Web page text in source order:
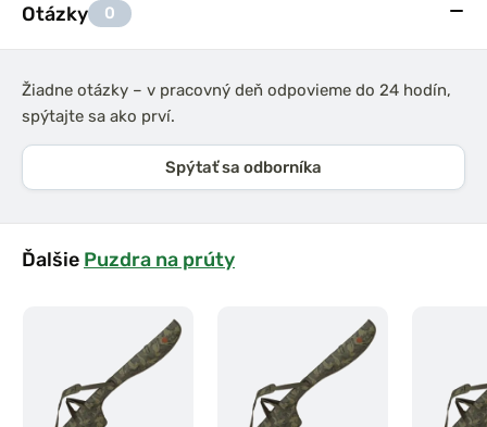
Otázky 0
Žiadne otázky – v pracovný deň odpovieme do 24 hodín,
spýtajte sa ako prví.
Spýtať sa odborníka
Ďalšie Puzdra na prúty